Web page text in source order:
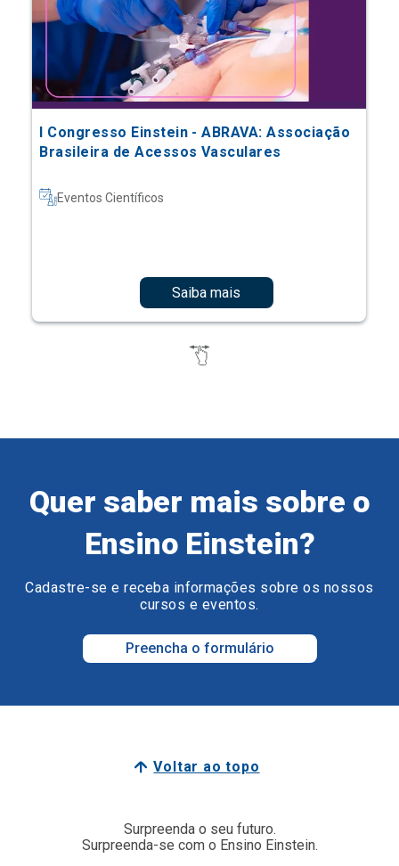
I Congresso Einstein - ABRAVA: Associação
Brasileira de Acessos Vasculares
Eventos Científicos
Saiba mais
Quer saber mais sobre o
Ensino Einstein?
Cadastre-se e receba informações sobre os nossos
cursos e eventos.
Preencha o formulário
Voltar ao topo
Surpreenda o seu futuro.
Surpreenda-se com o Ensino Einstein.